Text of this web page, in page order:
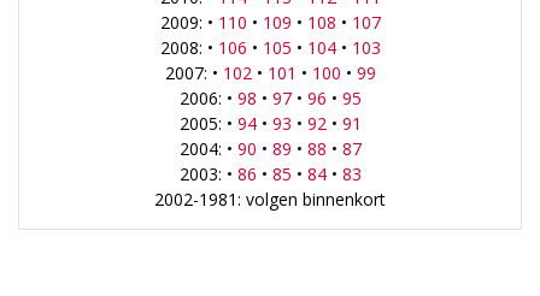
2009: • 110 • 109 • 108 • 107
2008: • 106 • 105 • 104• 103
2007: • 102• 101 • 100 • 99
2006: • 98 • 97• 96 • 95
2005: • 94• 93 • 92• 91
2004: • 90 • 89 • 88 • 87
2003: • 86 • 85 • 84• 83
2002-1981: volgen binnenkort